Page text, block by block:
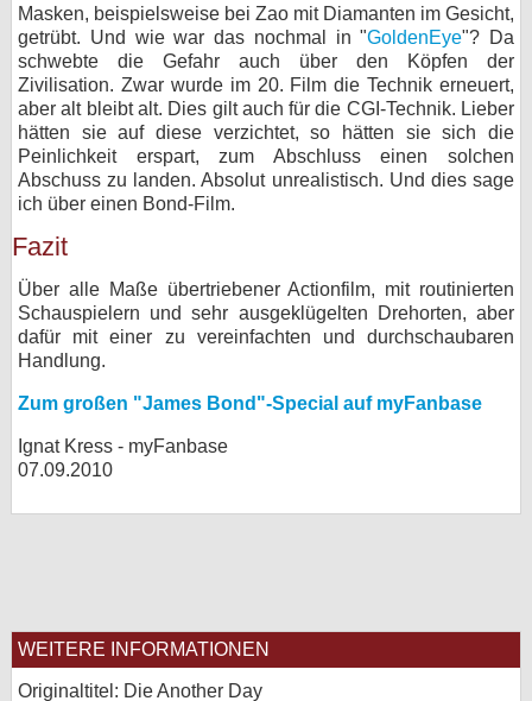
Masken, beispielsweise bei Zao mit Diamanten im Gesicht,
getrübt. Und wie war das nochmal in "GoldenEye"? Da
schwebte die Gefahr auch über den Köpfen der
Zivilisation. Zwar wurde im 20. Film die Technik erneuert,
aber alt bleibt alt. Dies gilt auch für die CGI-Technik. Lieber
hätten sie auf diese verzichtet, so hätten sie sich die
Peinlichkeit erspart, zum Abschluss einen solchen
Abschuss zu landen. Absolut unrealistisch. Und dies sage
ich über einen Bond-Film.
Fazit
Über alle Maße übertriebener Actionfilm, mit routinierten
Schauspielern und sehr ausgeklügelten Drehorten, aber
dafür mit einer zu vereinfachten und durchschaubaren
Handlung.
Zum großen "James Bond"-Special auf myFanbase
Ignat Kress - myFanbase
07.09.2010
WEITERE INFORMATIONEN
Originaltitel: Die Another Day